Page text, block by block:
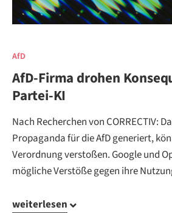
AfD
AfD-Firma drohen
Partei-KI
Nach Recherchen von CORRECTIV:
Propaganda für die AfD generiert,
Verordnung verstoßen. Google und
mögliche Verstöße gegen ihre
weiterlesen